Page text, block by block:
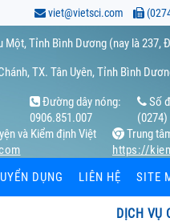
viet@vietsci.com
Một, Tỉnh Bình Dương (nay là 237,
TX. Tân Uyên, Tỉnh Bình
Số
(0274)
Đường dây nóng:
0906.851.007
Trung
https://
và Kiểm định Việt
DỤNG LIÊN HỆ SITE
DỊCH VỤ